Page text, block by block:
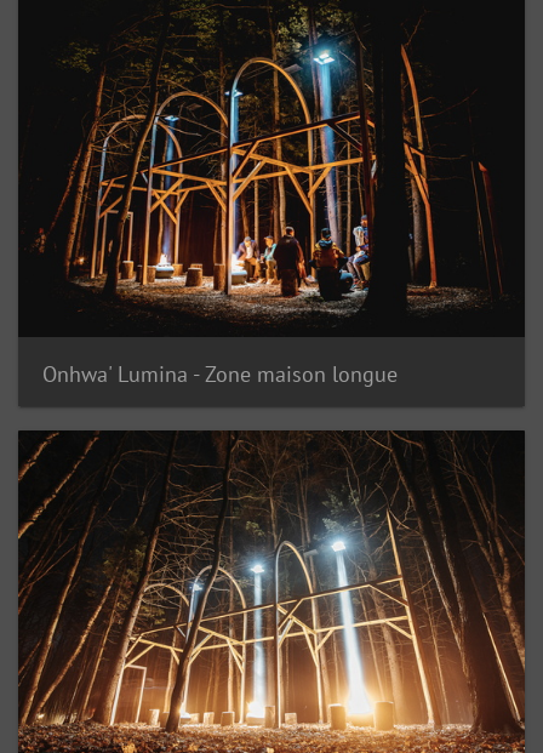
Onhwa' Lumina - Zone maison longue